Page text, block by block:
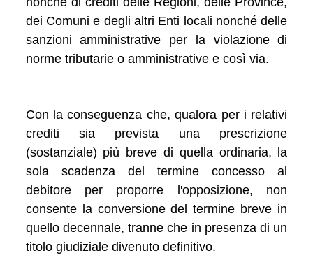
dei Comuni e degli altri Enti locali nonché delle
sanzioni amministrative per la violazione di
norme tributarie o amministrative e così via.
Con la conseguenza che, qualora per i relativi
crediti sia prevista una prescrizione
(sostanziale) più breve di quella ordinaria, la
sola scadenza del termine concesso al
debitore per proporre l'opposizione, non
consente la conversione del termine breve in
quello decennale, tranne che in presenza di un
titolo giudiziale divenuto definitivo.